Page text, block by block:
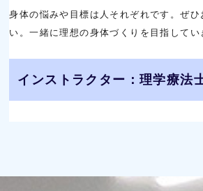
身体の悩みや目標は人それぞれです。ぜひ
い。一緒に理想の身体づくりを目指して
インストラクター：理学療法